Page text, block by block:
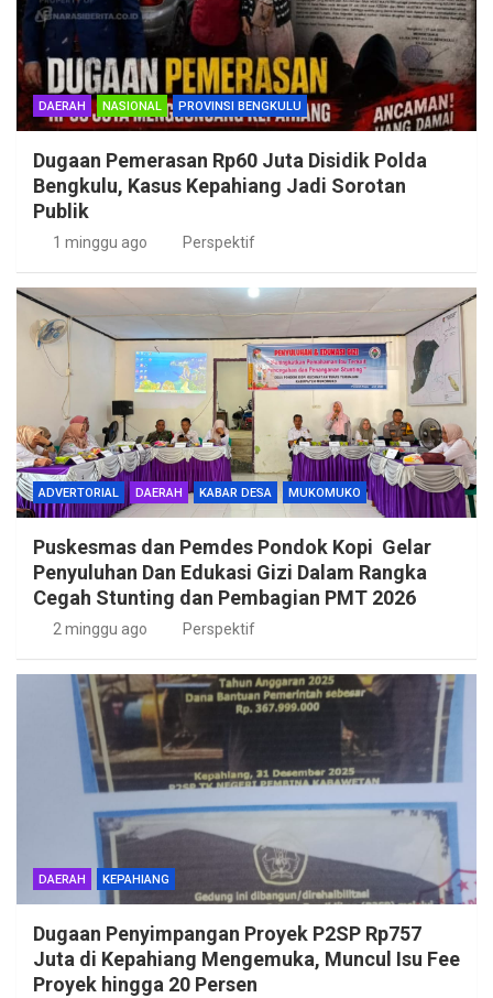
DAERAH NASIONAL PROVINSI BENGKULU
Dugaan Pemerasan Rp60 Juta Disidik Polda
Bengkulu, Kasus Kepahiang Jadi Sorotan
Publik
1 minggu ago Perspektif
ADVERTORIAL DAERAH KABAR DESA MUKOMUKO
Puskesmas dan Pemdes Pondok Kopi Gelar
Penyuluhan Dan Edukasi Gizi Dalam Rangka
Cegah Stunting dan Pembagian PMT 2026
2 minggu ago Perspektif
DAERAH KEPAHIANG
Dugaan Penyimpangan Proyek P2SP Rp757
Juta di Kepahiang Mengemuka, Muncul Isu Fee
Proyek hingga 20 Persen